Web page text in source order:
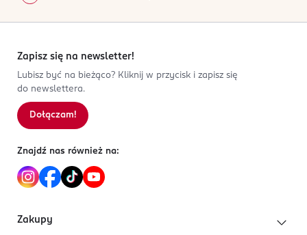
Zapisz się na newsletter!
Lubisz być na bieżąco? Kliknij w przycisk i zapisz się
do newslettera.
Dołączam!
Znajdź nas również na:
Zakupy